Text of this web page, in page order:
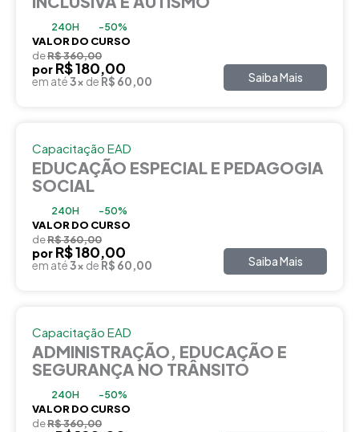
240H -50%
VALOR DO CURSO
deR$ 360,00
por R$ 180,00
em até3x de R$ 60,00 Saiba Mais
Capacitação EAD
EDUCAÇÃO ESPECIAL E PEDAGOGIA
SOCIAL
240H -50%
VALOR DO CURSO
deR$ 360,00
por R$ 180,00
em até3x de R$ 60,00 Saiba Mais
Capacitação EAD
ADMINISTRAÇÃO, EDUCAÇÃO E
SEGURANÇA NO TRÂNSITO
240H -50%
VALOR DO CURSO
deR$ 360,00